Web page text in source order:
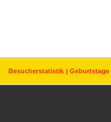
Besucherstatistik Geburtstage